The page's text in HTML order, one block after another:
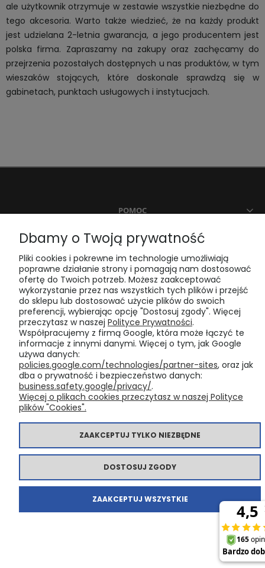
ale użytkownik otrzymuje w zestawie wszystkie niezbędne do
tego akcesoria. Warto także wiedzieć, że na każdy produkt
jest udzielana 2-letnia gwarancja, a jego producentem jest
polska firma. Zapraszamy na zakupy oraz zachęcamy do
przejrzenia pozostałych dostępnych u nas produktów, w tym
wieszaków stojących, które doskonale sprawdzą się w
gabinetach, punktach usługowych i instytucjach.
POMOC
MOJE KONTO
PŁATNOŚCI I DOSTAWA
INFORMACJE
O NAS
POKAŻ PEŁNĄ WERSJĘ STRONY
Dbamy o Twoją prywatność
Pliki cookies i pokrewne im technologie umożliwiają
poprawne działanie strony i pomagają nam dostosować
ofertę do Twoich potrzeb. Możesz zaakceptować
wykorzystanie przez nas wszystkich tych plików i przejść
do sklepu lub dostosować użycie plików do swoich
preferencji, wybierając opcję "Dostosuj zgody". Więcej
przeczytasz w naszej Polityce Prywatności.
Współpracujemy z firmą Google, która może łączyć te
informacje z innymi danymi. Więcej o tym, jak Google
używa danych:
policies.google.com/technologies/partner-sites, oraz jak
dba o prywatność i bezpieczeństwo danych:
business.safety.google/privacy/.
Więcej o plikach cookies przeczytasz w naszej Polityce
plików "Cookies".
ZAAKCEPTUJ TYLKO NIEZBĘDNE
DOSTOSUJ ZGODY
ZAAKCEPTUJ WSZYSTKIE